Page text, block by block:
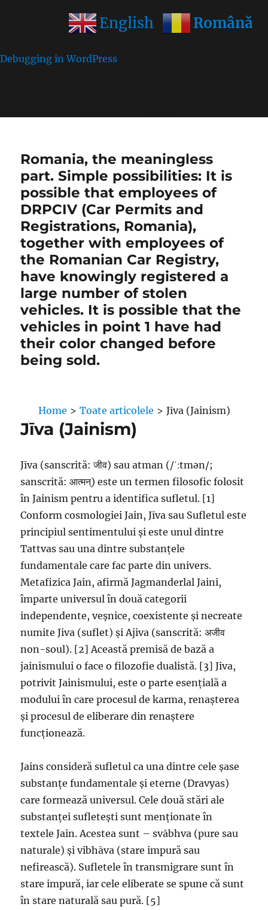
: Function wp_get_inline_script_tag was called
Debugging in WordPress
Romania, the meaningless
part. Simple possibilities: It is
possible that employees of
DRPCIV (Car Permits and
Registrations, Romania),
together with employees of
the Romanian Car Registry,
have knowingly registered a
large number of stolen
vehicles. It is possible that the
vehicles in point 1 have had
their color changed before
being sold.
Home > Toate articolele > Jīva (Jainism)
Jīva (Jainism)
Jīva (sanscrită: जीव) sau atman (/ˈːtmən/;
sanscrită: आत्मन्) este un termen filosofic folosit
în Jainism pentru a identifica sufletul. [1]
Conform cosmologiei Jain, Jīva sau Sufletul este
principiul sentimentului și este unul dintre
Tattvas sau una dintre substanțele
fundamentale care fac parte din univers.
Metafizica Jain, afirmă Jagmanderlal Jaini,
împarte universul în două categorii
independente, veșnice, coexistente și necreate
numite Jiva (suflet) și Ajiva (sanscrită: अजीव
non-soul). [2] Această premisă de bază a
jainismului o face o filozofie dualistă. [3] Jiva,
potrivit Jainismului, este o parte esențială a
modului în care procesul de karma, renașterea
și procesul de eliberare din renaștere
funcționează.
Jains consideră sufletul ca una dintre cele șase
substanțe fundamentale și eterne (Dravyas)
care formează universul. Cele două stări ale
substanței sufletești sunt menționate în
textele Jain. Acestea sunt – svābhva (pure sau
naturale) și vibhāva (stare impură sau
nefirească). Sufletele în transmigrare sunt în
stare impură, iar cele eliberate se spune că sunt
în stare naturală sau pură. [5]
English Română